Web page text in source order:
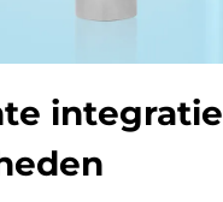
integratie